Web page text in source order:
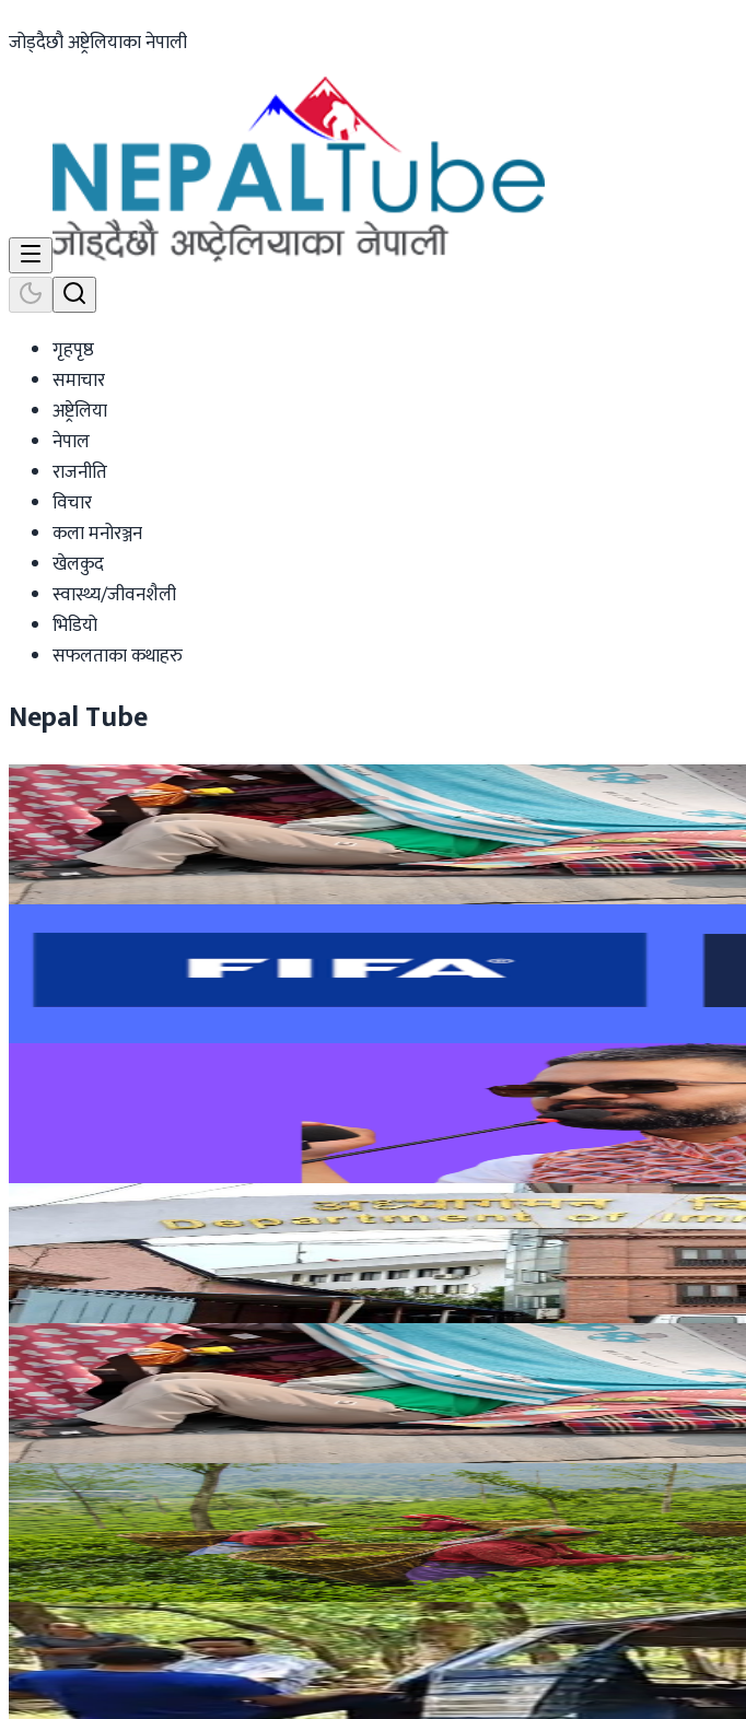
जोड्दैछौ अष्ट्रेलियाका नेपाली
गृहपृष्ठ
समाचार
अष्ट्रेलिया
नेपाल
राजनीति
विचार
कला मनोरञ्जन
खेलकुद
स्वास्थ्य/जीवनशैली
भिडियो
सफलताका कथाहरु
Nepal Tube
Nepal
होल्डिङ सेन्टरका सुकुमवासीद्वारा ५ बुँदे माग, स्थायी समाधानको आग्रह
२०२६ जुन २६
एन्फामाथि फिफाको निलम्बन
राष्ट्रियतामाथि शंका नगर्न बालेनको आग्रह
Nepal
भिसा मिलाइदिने भन्दै ठगी गर्ने एजेन्टबाट सावधान रहन अध्यागमनको आग्रह
२०२६ जुन २०
Nepal
सुकुम्बासीहरुको दोहोरो विरोध: खाना संकटसँगै पुनःस्थापनाको माग
२०२६ जुन १६
Nepal
भारतीय एसओपीले नेपाली चिया निर्यात प्रभावित
२०२६ जुन १६
Nepal
टेम्पो भिरबाट खसालिएपछि समिति गठन